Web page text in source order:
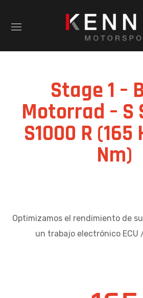
Stage 1 –
Motorrad – S
S1000 R (165
Nm)
Optimizamos el rendimiento de
un trabajo electrónico ECU